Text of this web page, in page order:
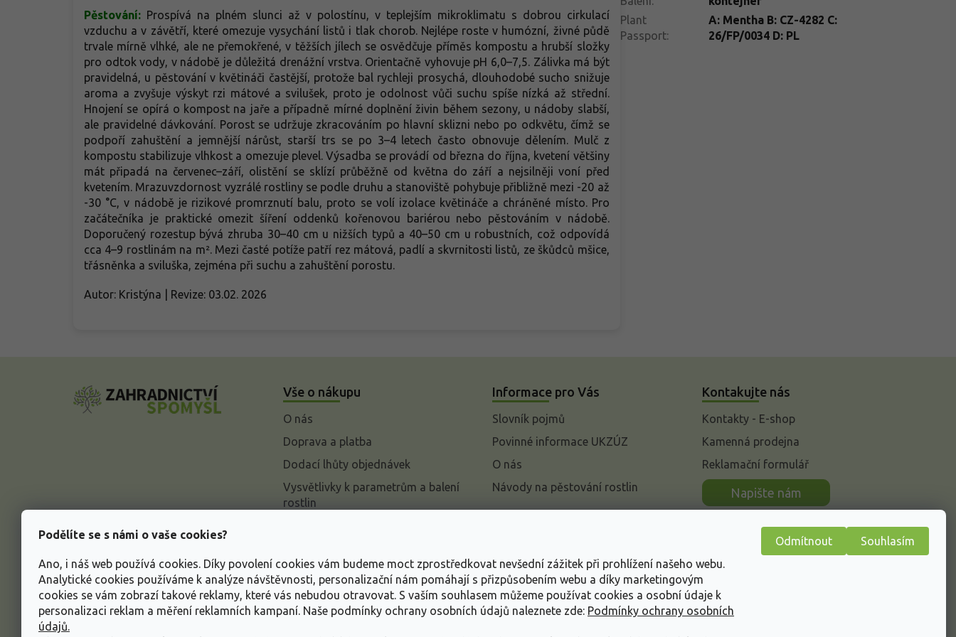
Podělíte se s námi o vaše cookies?
Ano, i náš web používá cookies. Díky povolení cookies vám budeme moct zprostředkovat nevšední zážitek při prohlížení našeho webu.
Analytické cookies používáme k analýze návštěvnosti, personalizační nám pomáhají s přizpůsobením webu a díky marketingovým
cookies se vám zobrazí takové reklamy, které vás nebudou otravovat. S vaším souhlasem můžeme používat cookies a osobní údaje k
personalizaci reklam a měření reklamních kampaní. Naše podmínky ochrany osobních údajů naleznete zde: Podmínky ochrany osobních
údajů.
Odmítnout Souhlasím
Pěstování: Prospívá na plném slunci až v polostínu, v teplejším mikroklimatu s dobrou cirkulací
vzduchu a v závětří, které omezuje vysychání listů i tlak chorob. Nejlépe roste v humózní, živné půdě
trvale mírně vlhké, ale ne přemokřené, v těžších jílech se osvědčuje příměs kompostu a hrubší složky
pro odtok vody, v nádobě je důležitá drenážní vrstva. Orientačně vyhovuje pH 6,0–7,5. Zálivka má být
pravidelná, u pěstování v květináči častější, protože bal rychleji prosychá, dlouhodobé sucho snižuje
aroma a zvyšuje výskyt rzi mátové a svilušek, proto je odolnost vůči suchu spíše nízká až střední.
Hnojení se opírá o kompost na jaře a případně mírné doplnění živin během sezony, u nádoby slabší,
ale pravidelné dávkování. Porost se udržuje zkracováním po hlavní sklizni nebo po odkvětu, čímž se
podpoří zahuštění a jemnější nárůst, starší trs se po 3–4 letech často obnovuje dělením. Mulč z
kompostu stabilizuje vlhkost a omezuje plevel. Výsadba se provádí od března do října, kvetení většiny
mát připadá na červenec–září, olistění se sklízí průběžně od května do září a nejsilněji voní před
kvetením. Mrazuvzdornost vyzrálé rostliny se podle druhu a stanoviště pohybuje přibližně mezi -20 až
-30 °C, v nádobě je rizikové promrznutí balu, proto se volí izolace květináče a chráněné místo. Pro
začátečníka je praktické omezit šíření oddenků kořenovou bariérou nebo pěstováním v nádobě.
Doporučený rozestup bývá zhruba 30–40 cm u nižších typů a 40–50 cm u robustních, což odpovídá
cca 4–9 rostlinám na m². Mezi časté potíže patří rez mátová, padlí a skvrnitosti listů, ze škůdců mšice,
třásněnka a sviluška, zejména při suchu a zahuštění porostu.
Autor: Kristýna | Revize: 03.02. 2026
Plant
Passport:
A: Mentha B: CZ-4282 C:
26/FP/0034 D: PL
Vše o nákupu
O nás
Doprava a platba
Dodací lhůty objednávek
Vysvětlivky k parametrům a balení
rostlin
Informace o ochraně osobních
údajů
Obchodní podmínky
Informace pro Vás
Slovník pojmů
Povinné informace UKZÚZ
O nás
Návody na pěstování rostlin
Kontakujte nás
Kontakty - E-shop
Kamenná prodejna
Reklamační formulář
Napište nám